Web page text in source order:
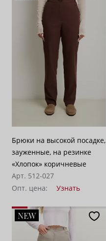
Брюки на высокой посадке,
зауженные, на резинке
«Хлопок» коричневые
Арт. 512-027
Опт. цена:
Узнать
NEW